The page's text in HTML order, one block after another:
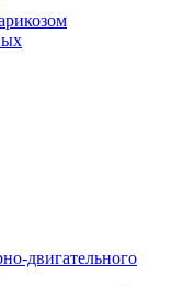
двигательного